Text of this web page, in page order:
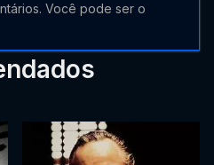
Você pode ser o